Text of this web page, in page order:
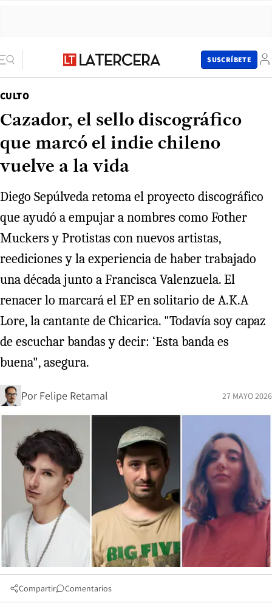
SUSCRÍBETE
CULTO
Cazador, el sello discográfico
que marcó el indie chileno
vuelve a la vida
Diego Sepúlveda retoma el proyecto discográfico
que ayudó a empujar a nombres como Fother
Muckers y Protistas con nuevos artistas,
reediciones y la experiencia de haber trabajado
una década junto a Francisca Valenzuela. El
renacer lo marcará el EP en solitario de A.K.A
Lore, la cantante de Chicarica. "Todavía soy capaz
de escuchar bandas y decir: ‘Esta banda es
buena", asegura.
Por Felipe Retamal 27 MAYO 2026
Compartir Comentarios